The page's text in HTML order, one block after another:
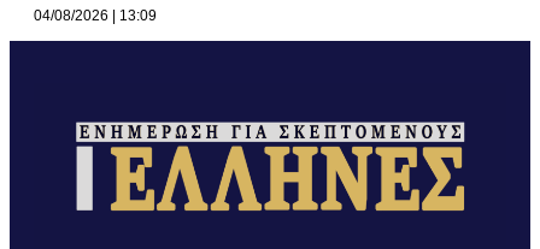
04/08/2026 13:09